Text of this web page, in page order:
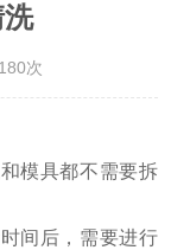
次
模具都不需要拆
间后，需要进行